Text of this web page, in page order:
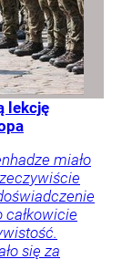
lekcję
miało
się za